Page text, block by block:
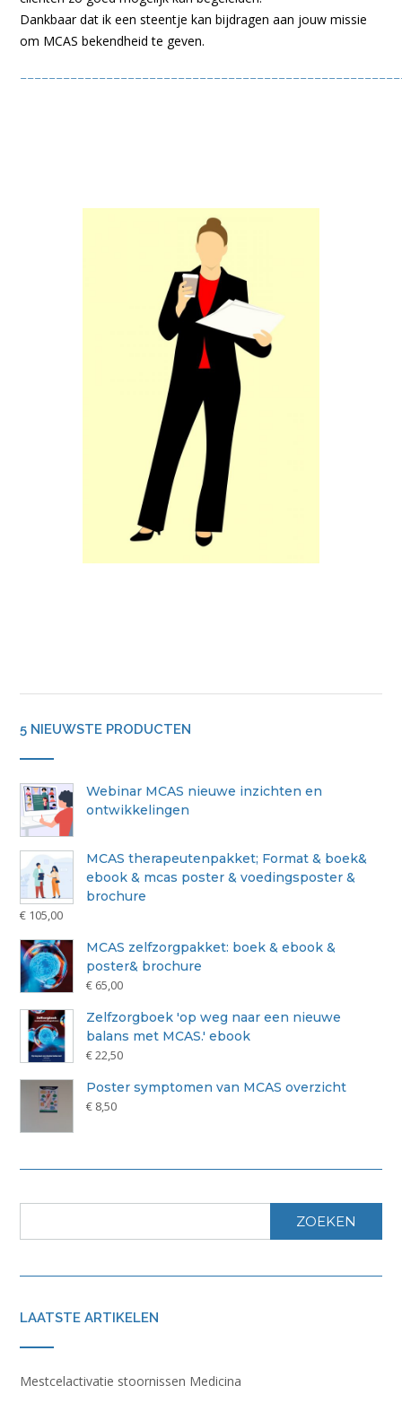
Dankbaar dat ik een steentje kan bijdragen aan jouw missie
om MCAS bekendheid te geven.
5 NIEUWSTE PRODUCTEN
Webinar MCAS nieuwe inzichten en
ontwikkelingen
MCAS therapeutenpakket; Format & boek&
ebook & mcas poster & voedingsposter &
brochure
€ 105,00
MCAS zelfzorgpakket: boek & ebook &
poster& brochure
€ 65,00
Zelfzorgboek 'op weg naar een nieuwe
balans met MCAS.' ebook
€22,50
Poster symptomen van MCAS overzicht
€ 8,50
ZOEKEN
LAATSTE ARTIKELEN
Mestcelactivatie stoornissen Medicina